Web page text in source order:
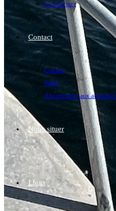
La structure
Contact
Contact
Tarifs
Abonnement aux actualités
Nous situer
Liens